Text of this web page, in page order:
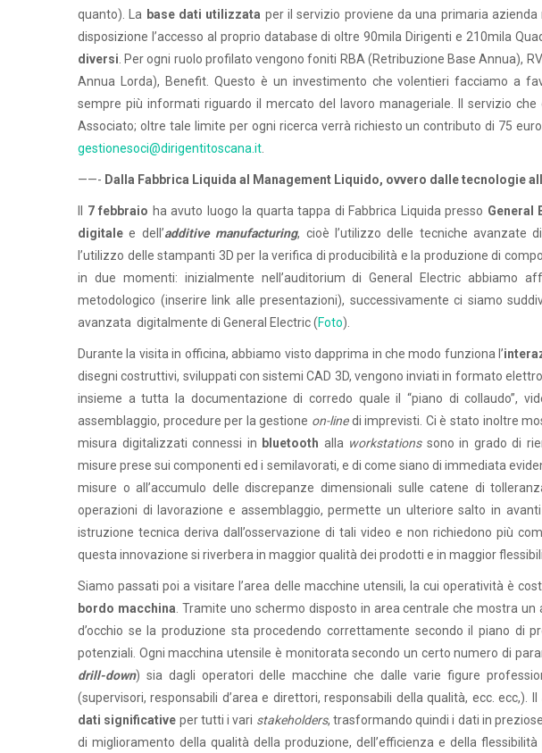
quanto). La base dati utilizzata per il servizio proviene da una primaria
disposizione l’accesso al proprio database di oltre 90mila Dirigenti e 210mila
diversi . Per ogni ruolo profilato vengono foniti RBA (Retribuzione Base Annua),
Annua Lorda), Benefit. Questo è un investimento che volentieri facciamo a
sempre più informati riguardo il mercato del lavoro manageriale. Il servizio
Associato; oltre tale limite per ogni ricerca verrà richiesto un contributo di 75
gestionesoci@dirigentitoscana.it
——- Dalla Fabbrica Liquida al Management Liquido, ovvero dalle tecnologie
7 febbraio ha avuto luogo la quarta tappa di Fabbrica Liquida presso General
digitale e dell’additive manufacturing, cioè l’utilizzo delle tecniche avanzate
l’utilizzo delle stampanti 3D per la verifica di producibilità e la produzione di
in due momenti: inizialmente nell’auditorium di General Electric
metodologico (inserire link alle presentazioni), successivamente ci siamo
avanzata digitalmente di General Electric (Foto).
Durante la visita in officina, abbiamo visto dapprima in che modo funziona l’
disegni costruttivi, sviluppati con sistemi CAD 3D, vengono inviati in formato
insieme a tutta la documentazione di corredo quale il “piano di collaudo”,
assemblaggio, procedure per la gestione on-linedi imprevisti. Ci è stato inoltre
misura digitalizzati connessi in bluetooth alla workstationssono in grado di
misure prese sui componenti ed i semilavorati, e di come siano di immediata
misure o all’accumulo delle discrepanze dimensionali sulle catene di
operazioni di lavorazione e assemblaggio, permette un ulteriore salto in
istruzione tecnica deriva dall’osservazione di tali video e non richiedono più
questa innovazione si riverbera in maggior qualità dei prodotti e in maggior
Siamo passati poi a visitare l’area delle macchine utensili, la cui operatività è
bordo macchina . Tramite uno schermo disposto in area centrale che mostra un
d’occhio se la produzione sta procedendo correttamente secondo il piano di
potenziali. Ogni macchina utensile è monitorata secondo un certo numero di
drill-down) sia dagli operatori delle macchine che dalle varie figure
(supervisori, responsabili d’area e direttori, responsabili della qualità, ecc. ecc,). Il
dati significative per tutti i vari stakeholders, trasformando quindi i dati in
di miglioramento della qualità della produzione, dell’efficienza e della